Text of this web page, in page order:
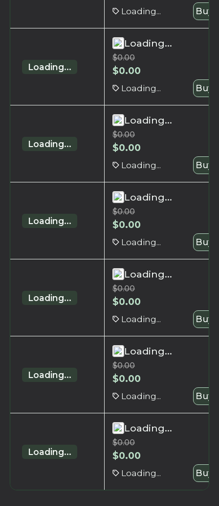
Loading... Buy
Loading...
Loading...
$0.00
$0.00
Loading... Buy
Loading...
Loading...
$0.00
$0.00
Loading... Buy
Loading...
Loading...
$0.00
$0.00
Loading... Buy
Loading...
Loading...
$0.00
$0.00
Loading... Buy
Loading...
Loading...
$0.00
$0.00
Loading... Buy
Loading...
Loading...
$0.00
$0.00
Loading... Buy